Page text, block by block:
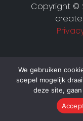
We gebruiken
soepel mogelijk
deze site,
Copyright ©